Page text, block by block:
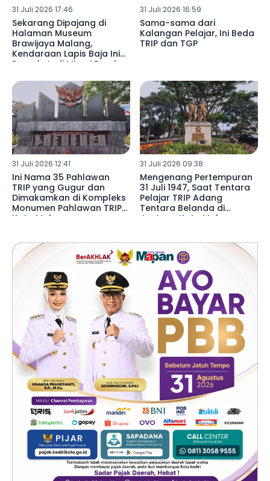
31 Juli 2026 17:46
Sekarang Dipajang di
Halaman Museum
Brawijaya Malang,
Kendaraan Lapis Baja Ini
Pernah Jadi Mimpi Buruk
31 Juli 2026 16:59
Sama-sama dari
Kalangan Pelajar, Ini Beda
TRIP dan TGP
31 Juli 2026 12:41
Ini Nama 35 Pahlawan
TRIP yang Gugur dan
Dimakamkan di Kompleks
Monumen Pahlawan TRIP
Kota Malang
31 Juli 2026 09:38
Mengenang Pertempuran
31 Juli 1947, Saat Tentara
Pelajar TRIP Adang
Tentara Belanda di
Jantung Kota Malang